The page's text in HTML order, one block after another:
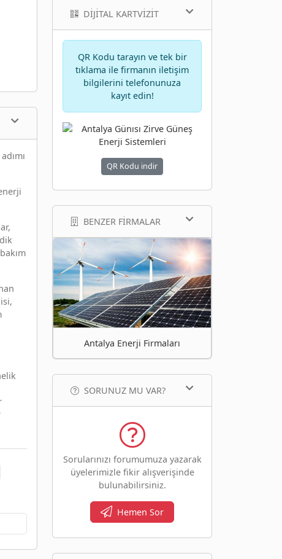
DIJITAL KARTVIZIT
QR Kodu tarayın ve tek bir
tıklama ile firmanın iletişim
bilgilerini telefonunuza
kayıt edin!
QR Kodu indir
BENZER FIRMALAR
Antalya Enerji Firmaları
SORUNUZ MU VAR?
Sorularınızı forumumuza yazarak
üyelerimizle fikir alışverişinde
bulunabilirsiniz.
Hemen Sor